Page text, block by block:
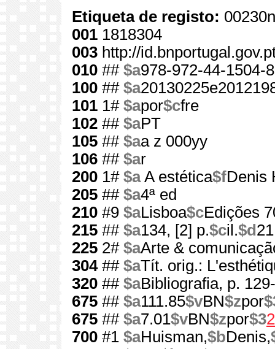
Etiqueta de registo:
001 1818304
003 http://
010 ## $a978-972-44-1504-8
100 ## $a
101 1# $apor$cfre
102 ## $aPT
105 ## $aa z 000yy
106 ## $ar
200 1# $aA estética$fDenis
205 ## $a4ª ed
210 #9 $aLisboa$cEdições
215 ## $a134, [2] p.$cil.$d
225 2# $aArte &
304## $aTít. orig.:
320 ## $aBibliografia, p.
675 ## $a111.85$vBN$zpor
675 ## $a7.01$vBN$zpor$3
700 #1 $aHuisman,$bDenis,